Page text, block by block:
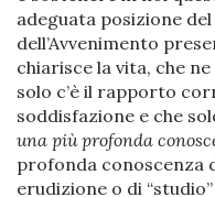
adeguata posizione
dell’Avvenimento
chiarisce la vita, che
solo c’è il rapporto
soddisfazione e che
una più profonda
profonda conoscenza
erudizione o di